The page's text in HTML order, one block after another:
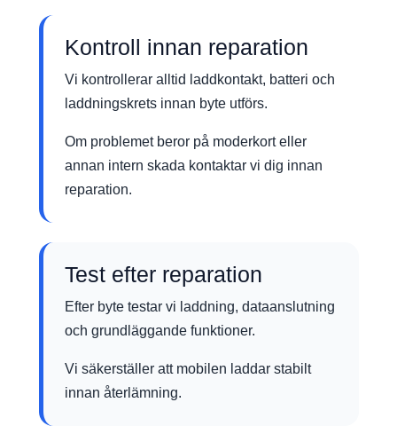
Kontroll innan reparation
Vi kontrollerar alltid laddkontakt, batteri och
laddningskrets innan byte utförs.
Om problemet beror på moderkort eller
annan intern skada kontaktar vi dig innan
reparation.
Test efter reparation
Efter byte testar vi laddning, dataanslutning
och grundläggande funktioner.
Vi säkerställer att mobilen laddar stabilt
innan återlämning.